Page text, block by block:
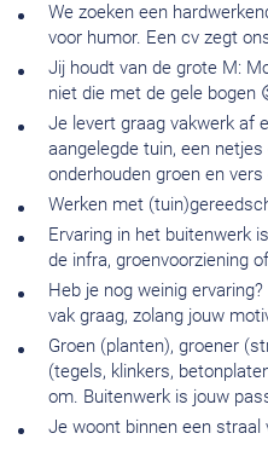
We zoeken een
voor humor. Een cv zegt
Jij houdt van de grote M:
niet die met de gele bogen
Je levert graag vakwerk af
aangelegde tuin, een
onderhouden groen en
Werken met
Ervaring in het buitenwerk
de infra, groenvoorziening
Heb je nog weinig
vak graag, zolang jouw
Groen (planten), groener
(tegels, klinkers,
om. Buitenwerk is jouw
Je woont binnen een straal